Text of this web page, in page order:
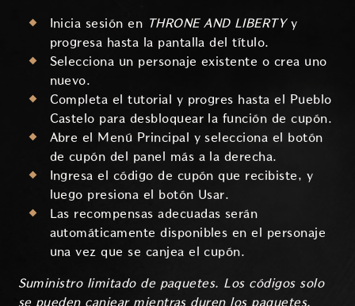
Inicia sesión en THRONE AND LIBERTYy
progresa hasta la pantalla del título.
Selecciona un personaje existente o crea uno
nuevo.
Completa el tutorial y progres hasta el Pueblo
Castelo para desbloquear la función de cupón.
Abre el Menú Principal y selecciona el botón
de cupón del panel más a la derecha.
Ingresa el código de cupón que recibiste, y
luego presiona el botón Usar.
Las recompensas adecuadas serán
automáticamente disponibles en el personaje
una vez que se canjea el cupón.
Suministro limitado de paquetes. Los códigos solo
se pueden canjear mientras duren los paquetes.